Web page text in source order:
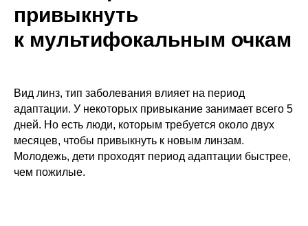
привыкнуть
к мультифокальным очкам
Вид линз, тип заболевания влияет на период
адаптации. У некоторых привыкание занимает всего 5
дней. Но есть люди, которым требуется около двух
месяцев, чтобы привыкнуть к новым линзам.
Молодежь, дети проходят период адаптации быстрее,
чем пожилые.